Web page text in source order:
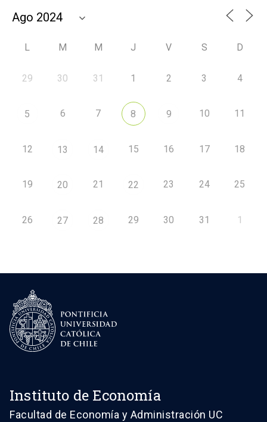
L M M J V S D
29 30 31 1 2 3 4
5 6 7 8 9 10 11
12 13 14 15 16 17 18
19 20 21 22 23 24 25
26 27 28 29 30 31 1
Instituto de Economía
Facultad de Economía y Administración UC